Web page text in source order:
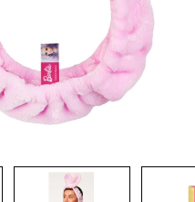
CRIAR CONTA